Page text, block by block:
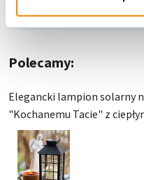
hurtowniiPrzejdź do
Polecamy:
Elegancki lampion solarny
"Kochanemu Tacie" z